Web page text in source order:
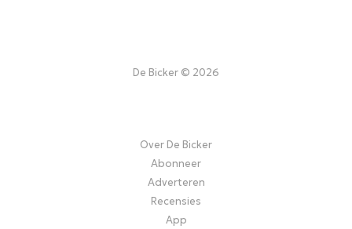
De Bicker © 2026
Over De Bicker
Abonneer
Adverteren
Recensies
App